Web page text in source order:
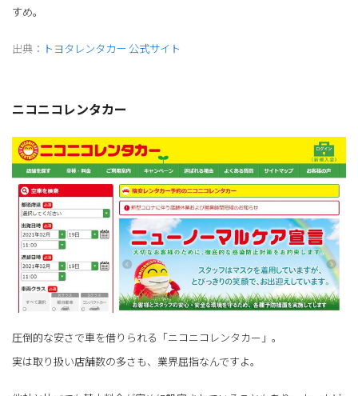
すめ。
出典： トヨタレンタカー 公式サイト
ニコニコレンタカー
圧倒的な安さで車を借りられる「ニコニコレンタカー」。
実は取り扱い店舗数の多さも、業界屈指なんですよ。